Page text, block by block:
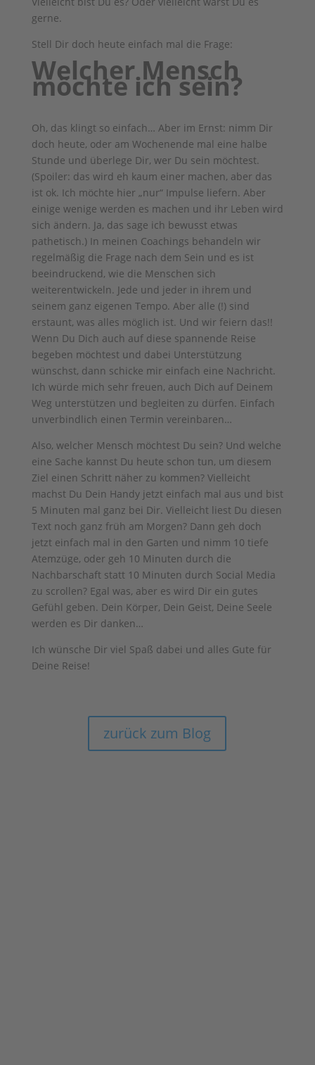
gerne.
Stell Dir doch heute einfach mal die Frage:
Welcher Mensch
möchte ich sein?
Oh, das klingt so einfach… Aber im Ernst: nimm Dir
doch heute, oder am Wochenende mal eine halbe
Stunde und überlege Dir, wer Du sein möchtest.
(Spoiler: das wird eh kaum einer machen, aber das
ist ok. Ich möchte hier „nur“ Impulse liefern. Aber
einige wenige werden es machen und ihr Leben wird
sich ändern. Ja, das sage ich bewusst etwas
pathetisch.) In meinen Coachings behandeln wir
regelmäßig die Frage nach dem Sein und es ist
beeindruckend, wie die Menschen sich
weiterentwickeln. Jede und jeder in ihrem und
seinem ganz eigenen Tempo. Aber alle (!) sind
erstaunt, was alles möglich ist. Und wir feiern das!!
Wenn Du Dich auch auf diese spannende Reise
begeben möchtest und dabei Unterstützung
wünschst, dann schicke mir einfach eine Nachricht.
Ich würde mich sehr freuen, auch Dich auf Deinem
Weg unterstützen und begleiten zu dürfen. Einfach
unverbindlich einen Termin vereinbaren…
Also, welcher Mensch möchtest Du sein? Und welche
eine Sache kannst Du heute schon tun, um diesem
Ziel einen Schritt näher zu kommen? Vielleicht
machst Du Dein Handy jetzt einfach mal aus und bist
5 Minuten mal ganz bei Dir. Vielleicht liest Du diesen
Text noch ganz früh am Morgen? Dann geh doch
jetzt einfach mal in den Garten und nimm 10 tiefe
Atemzüge, oder geh 10 Minuten durch die
Nachbarschaft statt 10 Minuten durch Social Media
zu scrollen? Egal was, aber es wird Dir ein gutes
Gefühl geben. Dein Körper, Dein Geist, Deine Seele
werden es Dir danken…
Ich wünsche Dir viel Spaß dabei und alles Gute für
Deine Reise!
zurück zum Blog